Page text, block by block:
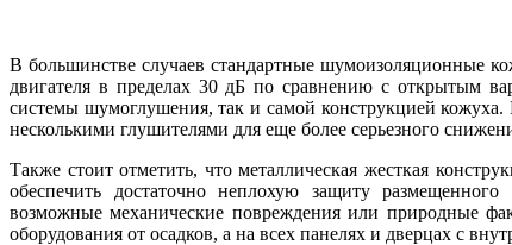
В большинстве случаев стандартные шумоизоляционные
двигателя в пределах 30 дБ по сравнению с открытым
системы шумоглушения, так и самой конструкцией
несколькими глушителями для еще более серьезного
Также стоит отметить, что металлическая жесткая
обеспечить достаточно неплохую защиту
возможные механические повреждения или природные
оборудования от осадков, а на всех панелях и дверцах с